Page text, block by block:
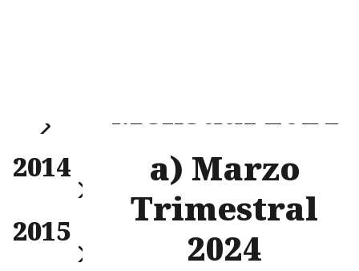
2014
Trimestral
Anual
2015
Mensual 2024
a) Marzo
Trimestral
2024